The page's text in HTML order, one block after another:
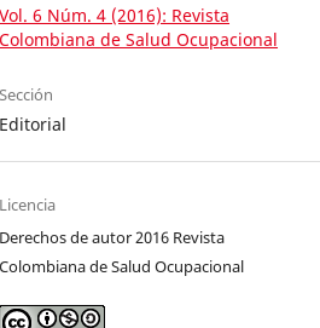
Vol. 6 Núm. 4 (2016): Revista
Colombiana de Salud Ocupacional
Sección
Editorial
Licencia
Derechos de autor 2016 Revista
Colombiana de Salud Ocupacional